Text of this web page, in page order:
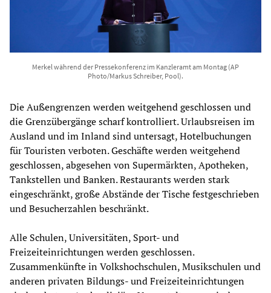
Merkel während der Pressekonferenz im Kanzleramt am Montag (AP
Photo/Markus Schreiber, Pool).
Die Außengrenzen werden weitgehend geschlossen und
die Grenzübergänge scharf kontrolliert. Urlaubsreisen im
Ausland und im Inland sind untersagt, Hotelbuchungen
für Touristen verboten. Geschäfte werden weitgehend
geschlossen, abgesehen von Supermärkten, Apotheken,
Tankstellen und Banken. Restaurants werden stark
eingeschränkt, große Abstände der Tische festgeschrieben
und Besucherzahlen beschränkt.
Alle Schulen, Universitäten, Sport- und
Freizeiteinrichtungen werden geschlossen.
Zusammenkünfte in Volkshochschulen, Musikschulen und
anderen privaten Bildungs- und Freizeiteinrichtungen